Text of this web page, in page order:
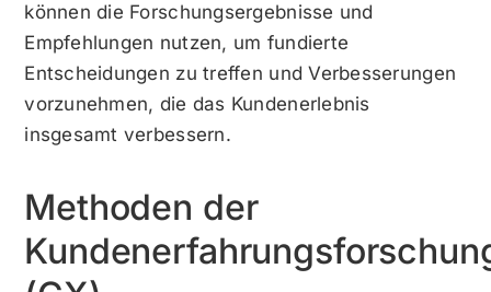
können die Forschungsergebnisse und
Empfehlungen nutzen, um fundierte
Entscheidungen zu treffen und Verbesserungen
vorzunehmen, die das Kundenerlebnis
insgesamt verbessern.
Methoden der